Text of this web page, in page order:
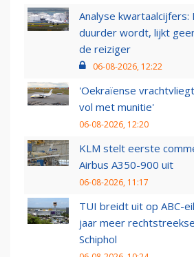
Analyse kwartaalcijfers:
duurder wordt, lijkt
de reiziger
06-08-2026, 12:22
'Oekraïense
vol met munitie'
06-08-2026, 12:20
KLM stelt eerste
Airbus A350-900 uit
06-08-2026, 11:17
TUI breidt uit op ABC-
jaar meer
Schiphol